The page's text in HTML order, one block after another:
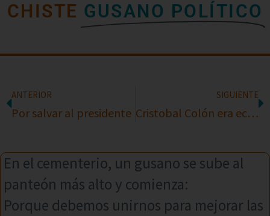
CHISTE GUSANO POLÍTICO
ANTERIOR
Por salvar al presidente
SIGUIENTE
Cristobal Colón era economista
En el cementerio, un gusano se sube al
panteón más alto y comienza:
Porque debemos unirnos para mejorar las